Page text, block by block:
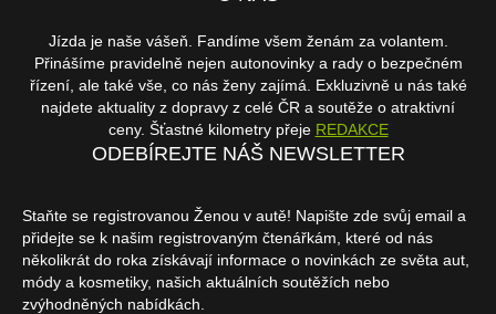
Jízda je naše vášeň. Fandíme všem ženám za volantem.
Přinášíme pravidelně nejen autonovinky a rady o bezpečném
řízení, ale také vše, co nás ženy zajímá. Exkluzivně u nás také
najdete aktuality z dopravy z celé ČR a soutěže o atraktivní
ceny. Šťastné kilometry přeje REDAKCE
ODEBÍREJTE NÁŠ NEWSLETTER
Staňte se registrovanou Ženou v autě! Napište zde svůj email a
přidejte se k našim registrovaným čtenářkám, které od nás
několikrát do roka získávají informace o novinkách ze světa aut,
módy a kosmetiky, našich aktuálních soutěžích nebo
zvýhodněných nabídkách.